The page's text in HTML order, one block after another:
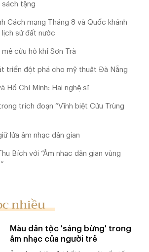
sách tặng
Cách mạng Tháng 8 và Quốc khánh
sử đất nước
mê cứu hộ khỉ Sơn Trà
triển đột phá cho mỹ thuật Đà Nẵng
Hồ Chí Minh: Hai nghệ sĩ
trích đoạn “Vĩnh biệt Cửu Trùng
lửa âm nhạc dân gian
Bích với “Âm nhạc dân gian vùng
nhiều
Màu dân tộc 'sáng bừng' trong
âm nhạc của người trẻ